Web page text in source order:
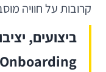
קרובות על חוויה
ביצועים,
Onboarding